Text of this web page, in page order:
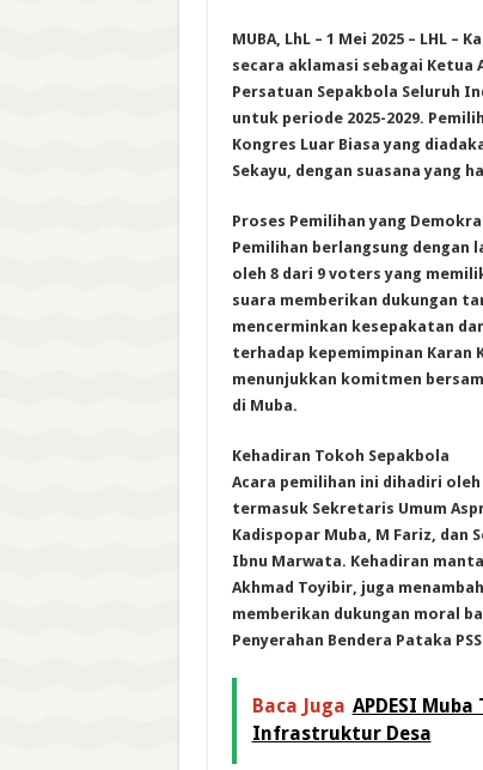
MUBA, LhL – 1 Mei 2025 – LHL
secara aklamasi sebagai Ketua
Persatuan Sepakbola Seluruh
untuk periode 2025-2029.
Kongres Luar Biasa yang
Sekayu, dengan suasana yang
Proses Pemilihan yang
Pemilihan berlangsung dengan
oleh 8 dari 9 voters yang
suara memberikan dukungan
mencerminkan kesepakatan
terhadap kepemimpinan Karan
menunjukkan komitmen
di Muba.
Kehadiran Tokoh Sepakbola
Acara pemilihan ini dihadiri
termasuk Sekretaris Umum
Kadispopar Muba, M Fariz, dan
Ibnu Marwata. Kehadiran
Akhmad Toyibir, juga
memberikan dukungan moral
Penyerahan Bendera Pataka
Baca Juga APDESI
Infrastruktur Desa